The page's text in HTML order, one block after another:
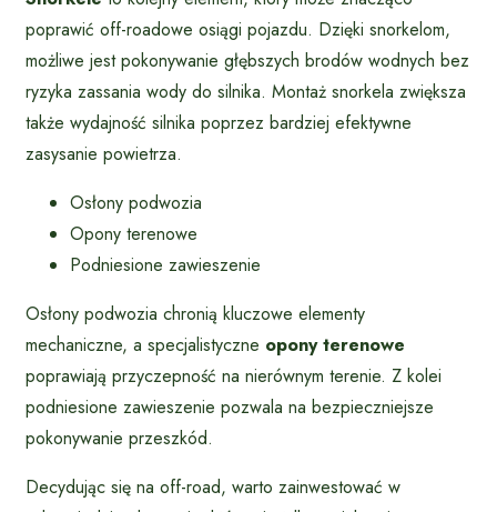
poprawić off-roadowe osiągi pojazdu. Dzięki snorkelom,
możliwe jest pokonywanie głębszych brodów wodnych bez
ryzyka zassania wody do silnika. Montaż snorkela zwiększa
także wydajność silnika poprzez bardziej efektywne
zasysanie powietrza.
Osłony podwozia
Opony terenowe
Podniesione zawieszenie
Osłony podwozia chronią kluczowe elementy
mechaniczne, a specjalistyczne opony terenowe
poprawiają przyczepność na nierównym terenie. Z kolei
podniesione zawieszenie pozwala na bezpieczniejsze
pokonywanie przeszkód.
Decydując się na off-road, warto zainwestować w